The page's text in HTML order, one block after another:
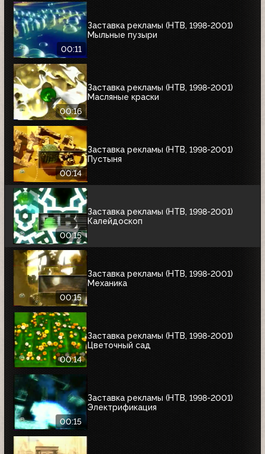
00:11
Заставка рекламы (НТВ, 1998-2001)
Мыльные пузыри
00:16
Заставка рекламы (НТВ, 1998-2001)
Масляные краски
00:14
Заставка рекламы (НТВ, 1998-2001)
Пустыня
00:15
Заставка рекламы (НТВ, 1998-2001)
Калейдоскоп
00:15
Заставка рекламы (НТВ, 1998-2001)
Механика
00:14
Заставка рекламы (НТВ, 1998-2001)
Цветочный сад
00:15
Заставка рекламы (НТВ, 1998-2001)
Электрификация